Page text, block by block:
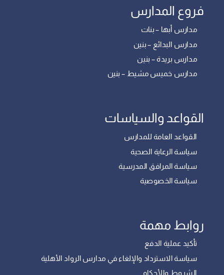
فروع المدارس
مدارس أبها – بنات
مدارس البدائع – بنين
مدارس بريدة – بنين
مدارس خميس مشيط – بنين
القواعد والسياسات
القواعد العامة للمدارس
سياسة الرعاية الصحية
سياسة المرافق المدرسية
سياسة الخصوصية
روابط مهمة
تأكيد عملية الدفع
سياسة الاسترداد والإلغاء في مدارس الرواد الأهلية
الشروط والأحكام